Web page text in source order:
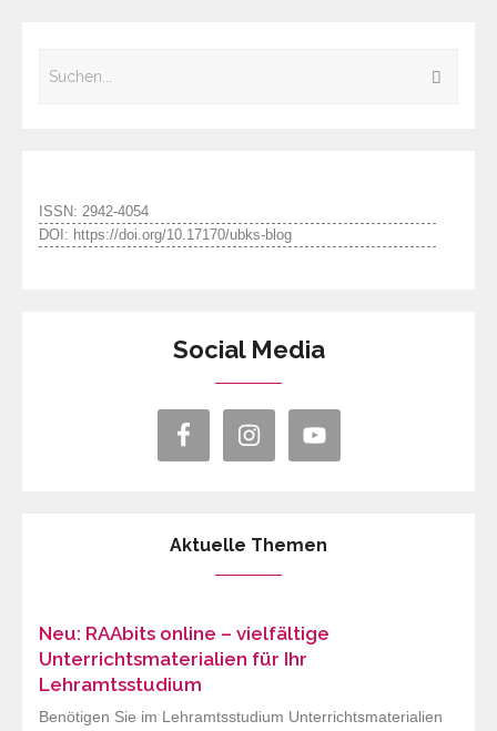
ISSN: 2942-4054
DOI: https://doi.org/10.17170/ubks-blog
Social Media
Aktuelle Themen
Neu: RAAbits online – vielfältige
Unterrichtsmaterialien für Ihr
Lehramtsstudium
Benötigen Sie im Lehramtsstudium Unterrichtsmaterialien